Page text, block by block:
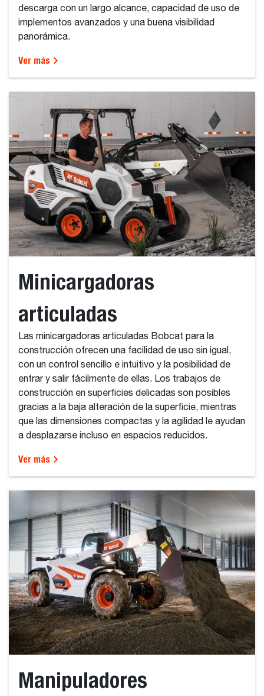
descarga con un largo alcance, capacidad de uso de
implementos avanzados y una buena visibilidad
panorámica.
Ver más
Minicargadoras
articuladas
Las minicargadoras articuladas Bobcat para la
construcción ofrecen una facilidad de uso sin igual,
con un control sencillo e intuitivo y la posibilidad de
entrar y salir fácilmente de ellas. Los trabajos de
construcción en superficies delicadas son posibles
gracias a la baja alteración de la superficie, mientras
que las dimensiones compactas y la agilidad le ayudan
a desplazarse incluso en espacios reducidos.
Ver más
Manipuladores